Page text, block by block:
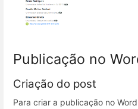
Publicação no
Criação do post
Para criar a publicação no